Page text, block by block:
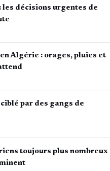
décisions urgentes de
Algérie : orages, pluies et
par des gangs de
toujours plus nombreux